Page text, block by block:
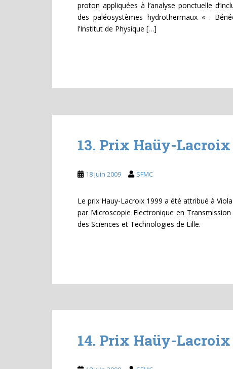
proton appliquées à l’analyse ponctuelle
des paléosystèmes hydrothermaux « .
l’Institut de Physique […]
13. Prix Haüy-Lacroix
18 juin 2009 SFMC
Le prix Hauy-Lacroix 1999 a été attribué à
par Microscopie Electronique en
des Sciences et Technologies de Lille.
14. Prix Haüy-Lacroix